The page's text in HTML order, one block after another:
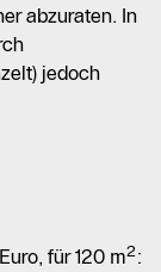
abzuraten. In
jedoch
für 120 m2: